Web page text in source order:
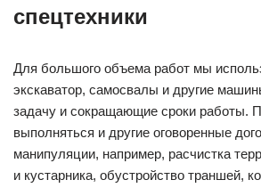
спецтехники
Для большого объема работ мы
экскаватор, самосвалы и другие
задачу и сокращающие сроки работы.
выполняться и другие оговоренные
манипуляции, например, расчистка
и кустарника, обустройство траншей,